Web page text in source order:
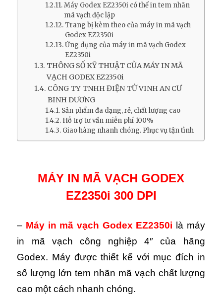
Máy Godex EZ2350i có thể in tem nhãn
mã vạch độc lập
Trang bị kèm theo của máy in mã vạch
Godex EZ2350i
Ứng dụng của máy in mã vạch Godex
EZ2350i
THÔNG SỐ KỸ THUẬT CỦA MÁY IN MÃ
VẠCH GODEX EZ2350i
CÔNG TY TNHH ĐIỆN TỬ VINH AN CƯ
BINH DƯƠNG
Sản phẩm đa dạng, rẻ, chất lượng cao
Hỗ trợ tư vấn miễn phí 100%
Giao hàng nhanh chóng. Phục vụ tận tình
MÁY IN MÃ VẠCH GODEX
EZ2350i 300 DPI
– Máy in mã vạch Godex EZ2350i là máy
in mã vạch công nghiệp 4″ của hãng
Godex. Máy được thiết kế với mục đích in
số lượng lớn tem nhãn mã vạch chất lượng
cao một cách nhanh chóng.